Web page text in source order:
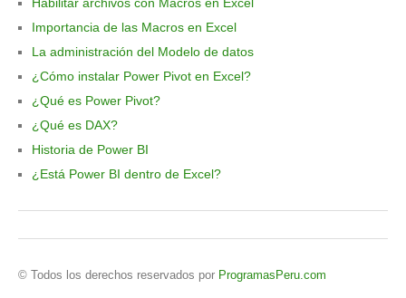
Habilitar archivos con Macros en Excel
Importancia de las Macros en Excel
La administración del Modelo de datos
¿Cómo instalar Power Pivot en Excel?
¿Qué es Power Pivot?
¿Qué es DAX?
Historia de Power BI
¿Está Power BI dentro de Excel?
© Todos los derechos reservados por ProgramasPeru.com